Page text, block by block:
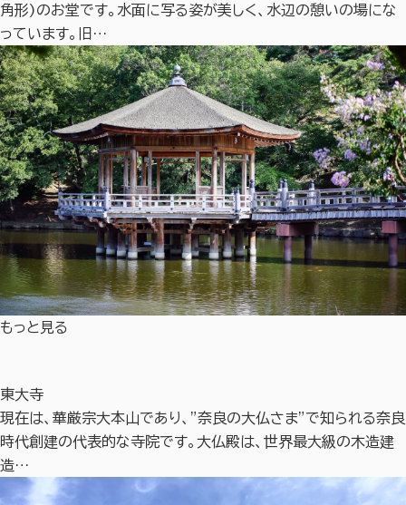
角形)のお堂です。水面に写る姿が美しく、水辺の憩いの場にな
っています。旧…
もっと見る
東大寺
現在は、華厳宗大本山であり、”奈良の大仏さま”で知られる奈良
時代創建の代表的な寺院です。大仏殿は、世界最大級の木造建
造…